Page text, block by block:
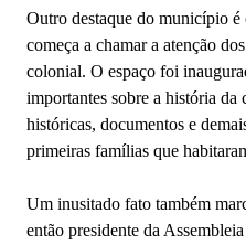
Outro destaque do município
começa a chamar a atenção
colonial. O espaço foi
importantes sobre a história
históricas, documentos e
primeiras famílias que
Um inusitado fato também
então presidente da